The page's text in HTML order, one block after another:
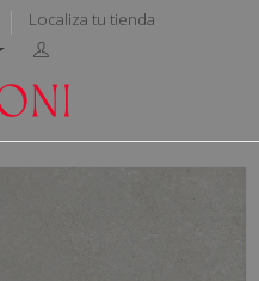
Localiza tu tienda